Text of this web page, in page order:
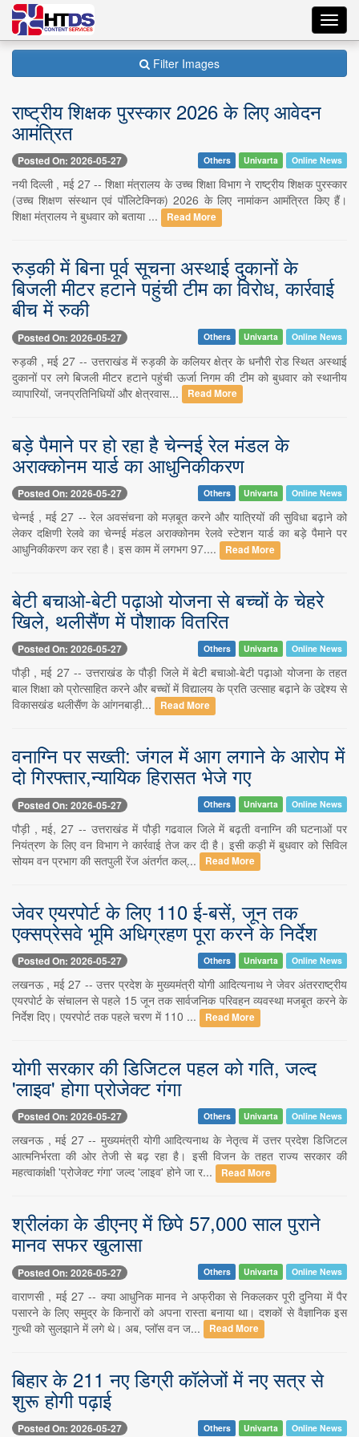
Filter Images
राष्ट्रीय शिक्षक पुरस्कार 2026 के लिए आवेदन
आमंत्रित
Posted On: 2026-05-27 Others Univarta Online News
नयी दिल्ली , मई 27 -- शिक्षा मंत्रालय के उच्च शिक्षा विभाग ने राष्ट्रीय शिक्षक पुरस्कार
(उच्च शिक्षण संस्थान एवं पॉलिटेक्निक) 2026 के लिए नामांकन आमंत्रित किए हैं।
शिक्षा मंत्रालय ने बुधवार को बताया ...
Read More
रुड़की में बिना पूर्व सूचना अस्थाई दुकानों के
बिजली मीटर हटाने पहुंची टीम का विरोध, कार्रवाई
बीच में रुकी
Posted On: 2026-05-27 Others Univarta Online News
रुड़की , मई 27 -- उत्तराखंड में रुड़की के कलियर क्षेत्र के धनौरी रोड स्थित अस्थाई
दुकानों पर लगे बिजली मीटर हटाने पहुंची ऊर्जा निगम की टीम को बुधवार को स्थानीय
व्यापारियों, जनप्रतिनिधियों और क्षेत्रवास...
Read More
बड़े पैमाने पर हो रहा है चेन्नई रेल मंडल के
अराक्कोनम यार्ड का आधुनिकीकरण
Posted On: 2026-05-27 Others Univarta Online News
चेन्नई , मई 27 -- रेल अवसंचना को मज़बूत करने और यात्रियों की सुविधा बढ़ाने को
लेकर दक्षिणी रेलवे का चेन्नई मंडल अराक्कोनम रेलवे स्टेशन यार्ड का बड़े पैमाने पर
आधुनिकीकरण कर रहा है। इस काम में लगभग 97....
Read More
बेटी बचाओ-बेटी पढ़ाओ योजना से बच्चों के चेहरे
खिले, थलीसैंण में पौशाक वितरित
Posted On: 2026-05-27 Others Univarta Online News
पौड़ी , मई 27 -- उत्तराखंड के पौड़ी जिले में बेटी बचाओ-बेटी पढ़ाओ योजना के तहत
बाल शिक्षा को प्रोत्साहित करने और बच्चों में विद्यालय के प्रति उत्साह बढ़ाने के उद्देश्य से
विकासखंड थलीसैंण के आंगनबाड़ी...
Read More
वनाग्नि पर सख्ती: जंगल में आग लगाने के आरोप में
दो गिरफ्तार,न्यायिक हिरासत भेजे गए
Posted On: 2026-05-27 Others Univarta Online News
पौड़ी , मई, 27 -- उत्तराखंड में पौड़ी गढवाल जिले में बढ़ती वनाग्नि की घटनाओं पर
नियंत्रण के लिए वन विभाग ने कार्रवाई तेज कर दी है। इसी कड़ी में बुधवार को सिविल
सोयम वन प्रभाग की सतपुली रेंज अंतर्गत कल्...
Read More
जेवर एयरपोर्ट के लिए 110 ई-बसें, जून तक
एक्सप्रेसवे भूमि अधिग्रहण पूरा करने के निर्देश
Posted On: 2026-05-27 Others Univarta Online News
लखनऊ , मई 27 -- उत्तर प्रदेश के मुख्यमंत्री योगी आदित्यनाथ ने जेवर अंतरराष्ट्रीय
एयरपोर्ट के संचालन से पहले 15 जून तक सार्वजनिक परिवहन व्यवस्था मजबूत करने के
निर्देश दिए। एयरपोर्ट तक पहले चरण में 110 ...
Read More
योगी सरकार की डिजिटल पहल को गति, जल्द
'लाइव' होगा प्रोजेक्ट गंगा
Posted On: 2026-05-27 Others Univarta Online News
लखनऊ , मई 27 -- मुख्यमंत्री योगी आदित्यनाथ के नेतृत्व में उत्तर प्रदेश डिजिटल
आत्मनिर्भरता की ओर तेजी से बढ़ रहा है। इसी विजन के तहत राज्य सरकार की
महत्वाकांक्षी 'प्रोजेक्ट गंगा' जल्द 'लाइव' होने जा र...
Read More
श्रीलंका के डीएनए में छिपे 57,000 साल पुराने
मानव सफर खुलासा
Posted On: 2026-05-27 Others Univarta Online News
वाराणसी , मई 27 -- क्या आधुनिक मानव ने अफ्रीका से निकलकर पूरी दुनिया में पैर
पसारने के लिए समुद्र के किनारों को अपना रास्ता बनाया था। दशकों से वैज्ञानिक इस
गुत्थी को सुलझाने में लगे थे। अब, प्लॉस वन ज...
Read More
बिहार के 211 नए डिग्री कॉलेजों में नए सत्र से
शुरू होगी पढ़ाई
Posted On: 2026-05-27 Others Univarta Online News